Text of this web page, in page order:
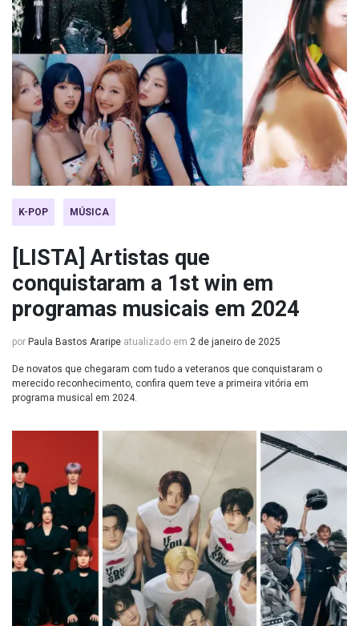
K-POP MÚSICA
[LISTA] Artistas que
conquistaram a 1st win em
programas musicais em 2024
por Paula Bastos Araripe atualizado em 2 de janeiro de 2025
De novatos que chegaram com tudo a veteranos que conquistaram o
merecido reconhecimento, confira quem teve a primeira vitória em
programa musical em 2024.